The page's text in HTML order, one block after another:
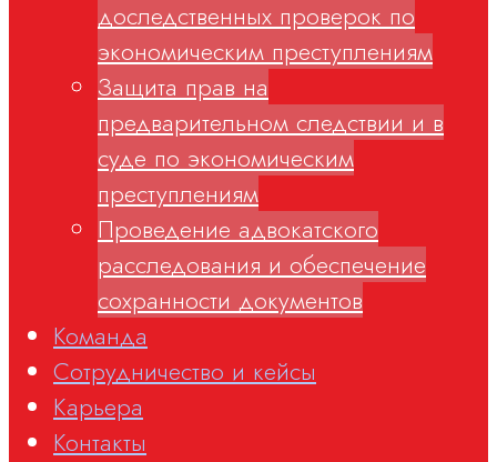
доследственных проверок по
экономическим преступлениям
Защита прав на
предварительном следствии и в
суде по экономическим
преступлениям
Проведение адвокатского
расследования и обеспечение
сохранности документов
Команда
Сотрудничество и кейсы
Карьера
Контакты